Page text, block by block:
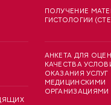
ПОЛУЧЕНИЕ
ГИСТОЛОГИИ
АНКЕТА ДЛЯ
КАЧЕСТВА
ОКАЗАНИЯ УСЛУГ
МЕДИЦИНСКИМИ
ОРГАНИЗАЦИЯМИ